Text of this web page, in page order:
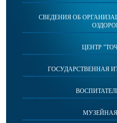
СВЕДЕНИЯ ОБ
ЦЕНТР
ГОСУДАРСТВЕННАЯ